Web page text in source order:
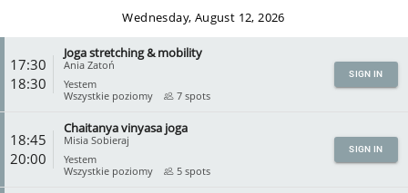
Wednesday, August 12, 2026
17:30
18:30
Joga stretching & mobility
Ania Zatoń
Yestem
Wszystkie poziomy
7 spots
SIGN IN
18:45
20:00
Chaitanya vinyasa joga
Misia Sobieraj
Yestem
Wszystkie poziomy
5 spots
SIGN IN